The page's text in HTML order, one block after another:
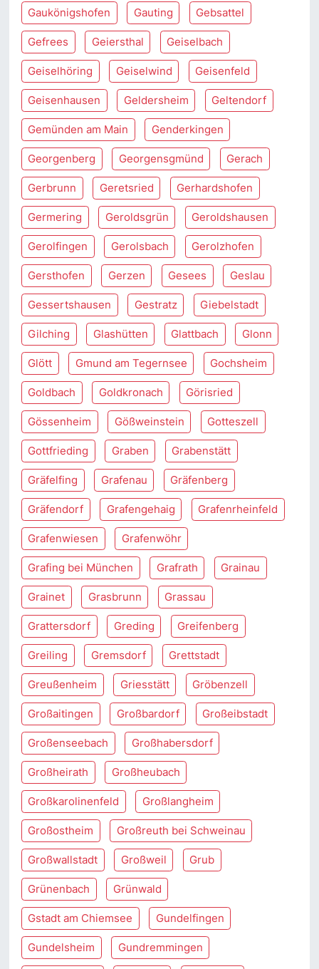
Gaukönigshofen Gauting Gebsattel
Gefrees Geiersthal Geiselbach
Geiselhöring Geiselwind Geisenfeld
Geisenhausen Geldersheim Geltendorf
Gemünden am Main Genderkingen
Georgenberg Georgensgmünd Gerach
Gerbrunn Geretsried Gerhardshofen
Germering Geroldsgrün Geroldshausen
Gerolfingen Gerolsbach Gerolzhofen
Gersthofen Gerzen Gesees Geslau
Gessertshausen Gestratz Giebelstadt
Gilching Glashütten Glattbach Glonn
Glött Gmund am Tegernsee Gochsheim
Goldbach Goldkronach Görisried
Gössenheim Gößweinstein Gotteszell
Gottfrieding Graben Grabenstätt
Gräfelfing Grafenau Gräfenberg
Gräfendorf Grafengehaig Grafenrheinfeld
Grafenwiesen Grafenwöhr
Grafing bei München Grafrath Grainau
Grainet Grasbrunn Grassau
Grattersdorf Greding Greifenberg
Greiling Gremsdorf Grettstadt
Greußenheim Griesstätt Gröbenzell
Großaitingen Großbardorf Großeibstadt
Großenseebach Großhabersdorf
Großheirath Großheubach
Großkarolinenfeld Großlangheim
Großostheim Großreuth bei Schweinau
Großwallstadt Großweil Grub
Grünenbach Grünwald
Gstadt am Chiemsee Gundelfingen
Gundelsheim Gundremmingen